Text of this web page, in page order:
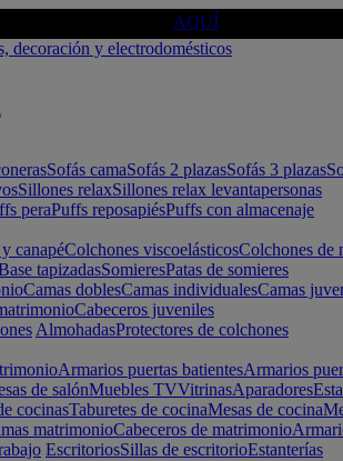
AQUÍ
Sofás camaSofás 2 plazasSofás 3 plazas
Sillones relaxSillones relax levantapersonas
peraPuffs reposapiésPuffs con almacenaje
canapéColchones viscoelásticosColchones de
tapizadasSomieresPatas de somieres
Camas doblesCamas individualesCamas
Cabeceros juveniles
AlmohadasProtectores de colchones
Armarios puertas batientesArmarios
de salónMuebles TVVitrinasAparadores
cocinasTaburetes de cocinaMesas de cocina
matrimonioCabeceros de matrimonio
EscritoriosSillas de escritorioEstanterías